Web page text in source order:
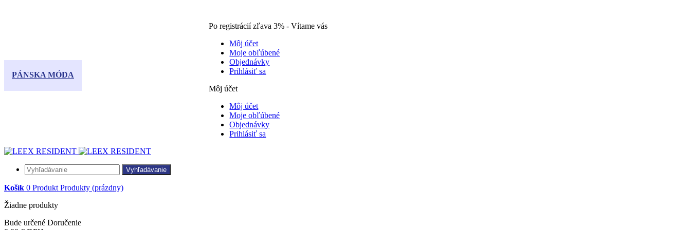
PÁNSKA MÓDA
Po registrácií zľava 3% - Vítame vás
Môj účet
Moje obľúbené
Objednávky
Prihlásiť sa
Môj účet
Môj účet
Moje obľúbené
Objednávky
Prihlásiť sa
Vyhľadávanie
Košík 0 Produkt Produkty (prázdny)
Žiadne produkty
Bude určené Doručenie